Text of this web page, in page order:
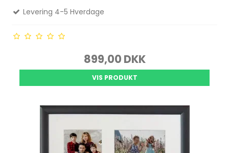
Levering 4-5 Hverdage
899,00 DKK
VIS PRODUKT